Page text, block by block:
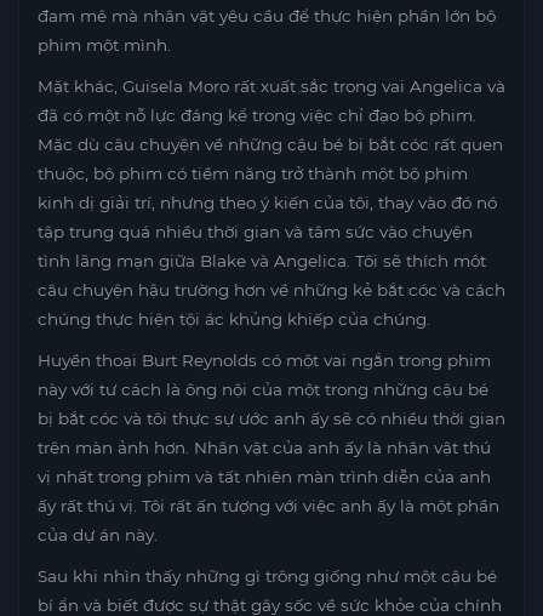
đam mê mà nhân vật yêu cầu để thực hiện phần lớn bộ
phim một mình.
Mặt khác, Guisela Moro rất xuất sắc trong vai Angelica và
đã có một nỗ lực đáng kể trong việc chỉ đạo bộ phim.
Mặc dù câu chuyện về những cậu bé bị bắt cóc rất quen
thuộc, bộ phim có tiềm năng trở thành một bộ phim
kinh dị giải trí, nhưng theo ý kiến ​​của tôi, thay vào đó nó
tập trung quá nhiều thời gian và tâm sức vào chuyện
tình lãng mạn giữa Blake và Angelica. Tôi sẽ thích một
câu chuyện hậu trường hơn về những kẻ bắt cóc và cách
chúng thực hiện tội ác khủng khiếp của chúng.
Huyền thoại Burt Reynolds có một vai ngắn trong phim
này với tư cách là ông nội của một trong những cậu bé
bị bắt cóc và tôi thực sự ước anh ấy sẽ có nhiều thời gian
trên màn ảnh hơn. Nhân vật của anh ấy là nhân vật thú
vị nhất trong phim và tất nhiên màn trình diễn của anh
ấy rất thú vị. Tôi rất ấn tượng với việc anh ấy là một phần
của dự án này.
Sau khi nhìn thấy những gì trông giống như một cậu bé
bí ẩn và biết được sự thật gây sốc về sức khỏe của chính